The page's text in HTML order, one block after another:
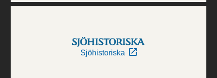
Sjöhistoriska